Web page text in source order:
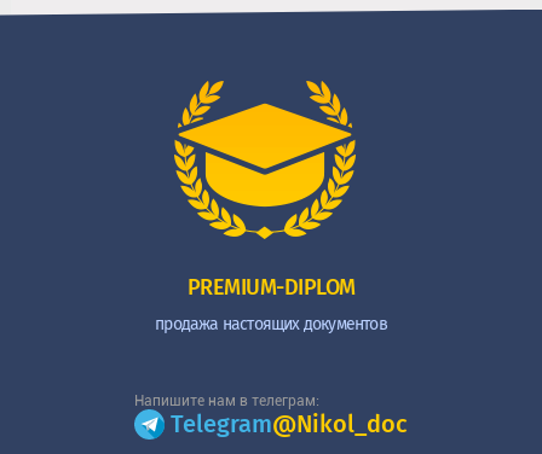
PREMIUM-DIPLOM
продажа настоящих документов
Напишите нам в телеграм:
Telegram@Nikol_doc